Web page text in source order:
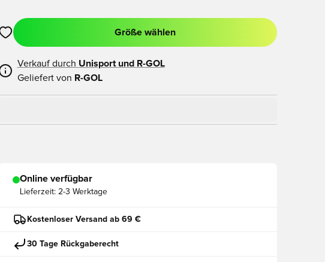
Öffnet ein neues Fenster zum Anmelden oder Registrieren als Mitglied
Größe wählen
Verkauf durch Unisport und R-GOL
Geliefert von R-GOL
Online verfügbar
Lieferzeit: 2-3 Werktage
Kostenloser Versand ab 69 €
30 Tage Rückgaberecht